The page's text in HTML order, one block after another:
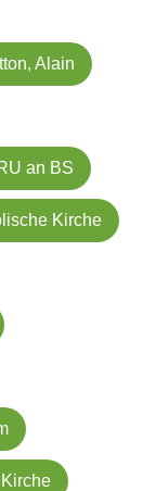
Alain
an BS
Kirche